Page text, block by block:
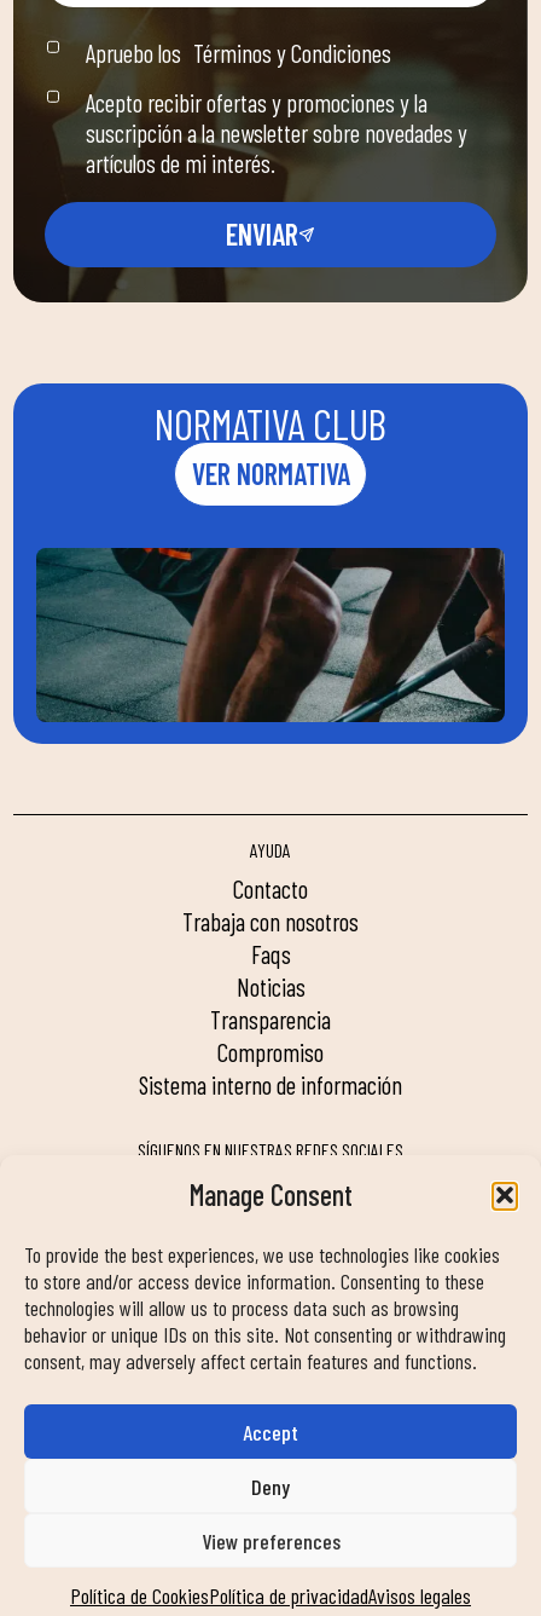
Manage Consent
To provide the best experiences, we use technologies like cookies
to store and/or access device information. Consenting to these
technologies will allow us to process data such as browsing
behavior or unique IDs on this site. Not consenting or withdrawing
consent, may adversely affect certain features and functions.
Accept
Deny
View preferences
Política de CookiesPolítica de privacidadAvisos legales
Apruebo los Términos y Condiciones
Acepto recibir ofertas y promociones y la
suscripción a la newsletter sobre novedades y
artículos de mi interés.
ENVIAR
NORMATIVA CLUB
VER NORMATIVA
AYUDA
contacto
trabaja con nosotros
faqs
noticias
transparencia
compromiso
sistema interno de información
SÍGUENOS EN NUESTRAS REDES SOCIALES
MY DUIN APP
INFORMACIÓN DE CONTACTO
info@duinclub.com
Política de privacidad Política de Cookies
© Copyright 2024 Duin Club. Todos los derechos reservados